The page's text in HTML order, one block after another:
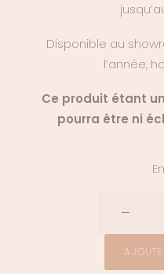
Disponible au
l’année,
Ce produit étant
pourra être ni